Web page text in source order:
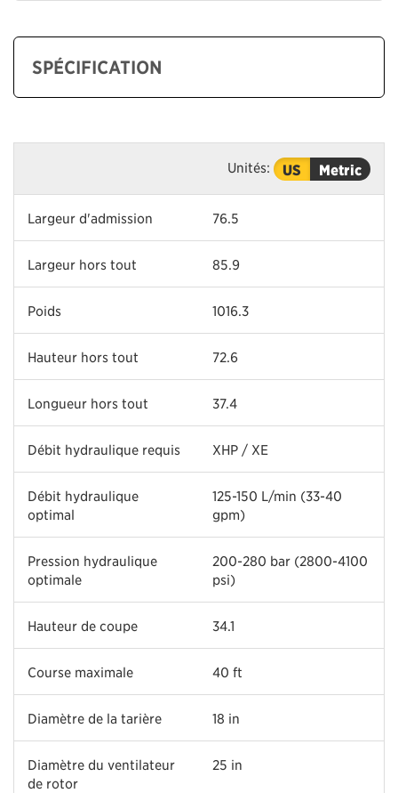
SPÉCIFICATION
Unités: US Metric
Largeur d'admission 76.5
Largeur hors tout 85.9
Poids 1016.3
Hauteur hors tout 72.6
Longueur hors tout 37.4
Débit hydraulique requis XHP / XE
Débit hydraulique
optimal
125-150 L/min (33-40
gpm)
Pression hydraulique
optimale
200-280 bar (2800-4100
psi)
Hauteur de coupe 34.1
Course maximale 40 ft
Diamètre de la tarière 18 in
Diamètre du ventilateur
de rotor
25 in